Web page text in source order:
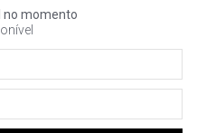
no momento